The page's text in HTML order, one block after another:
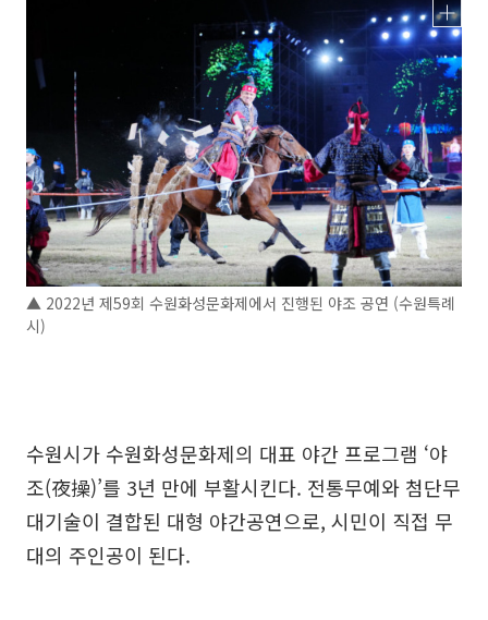
▲ 2022년 제59회 수원화성문화제에서 진행된 야조 공연 (수원특례
시)
수원시가 수원화성문화제의 대표 야간 프로그램 ‘야
조(夜操)’를 3년 만에 부활시킨다. 전통무예와 첨단무
대기술이 결합된 대형 야간공연으로, 시민이 직접 무
대의 주인공이 된다.